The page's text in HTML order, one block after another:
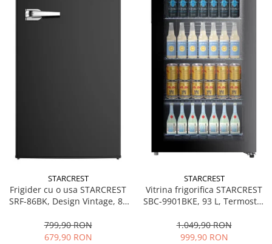
Uscatoare de par
STARCREST
Frigider cu o usa STARCREST
SRF-86BK, Design Vintage, 85
interioara, H 84 cm, Negru
799,90 RON
679,90 RON
STARCREST
Vitrina frigorifica STARCREST
SBC-9901BKE, 93 L, Termostat
sticla, H 84.5 cm, Negru
1.049,90 RON
999,90 RON